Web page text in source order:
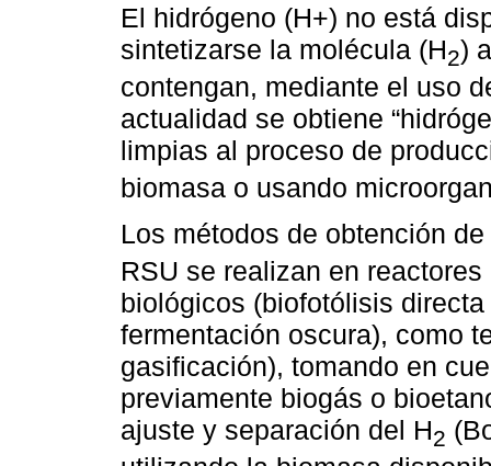
El hidrógeno (H+) no está
sintetizarse la molécula (H2)
contengan, mediante el uso
actualidad se obtiene
limpias al proceso de
biomasa o usando
Los métodos de obtención de
RSU se realizan en
biológicos (biofotólisis
fermentación oscura), como
gasificación), tomando en
previamente biogás o
ajuste y separación del H2